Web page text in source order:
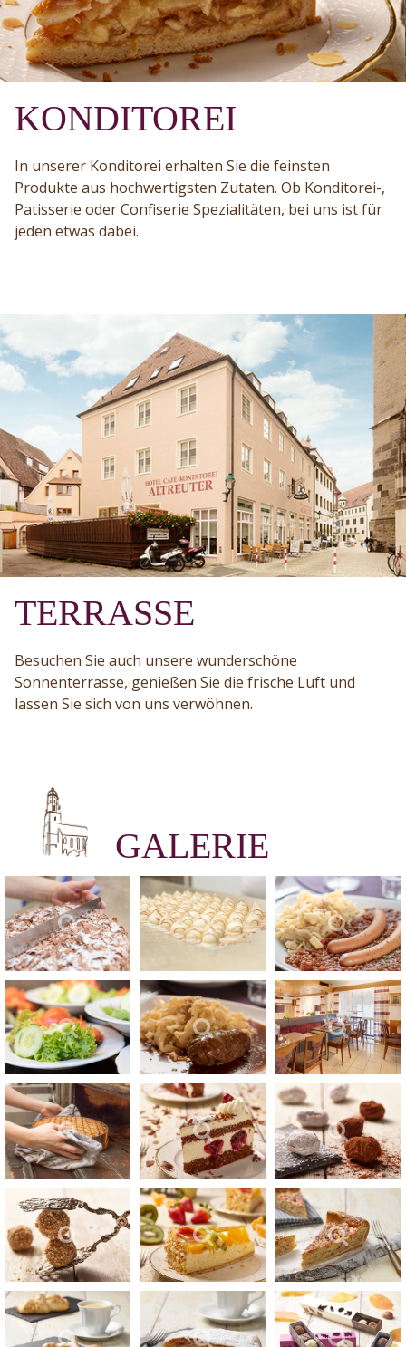
KONDITOREI
In unserer Konditorei erhalten Sie die feinsten
Produkte aus hochwertigsten Zutaten. Ob Konditorei-,
Patisserie oder Confiserie Spezialitäten, bei uns ist für
jeden etwas dabei.
TERRASSE
Besuchen Sie auch unsere wunderschöne
Sonnenterrasse, genießen Sie die frische Luft und
lassen Sie sich von uns verwöhnen.
GALERIE